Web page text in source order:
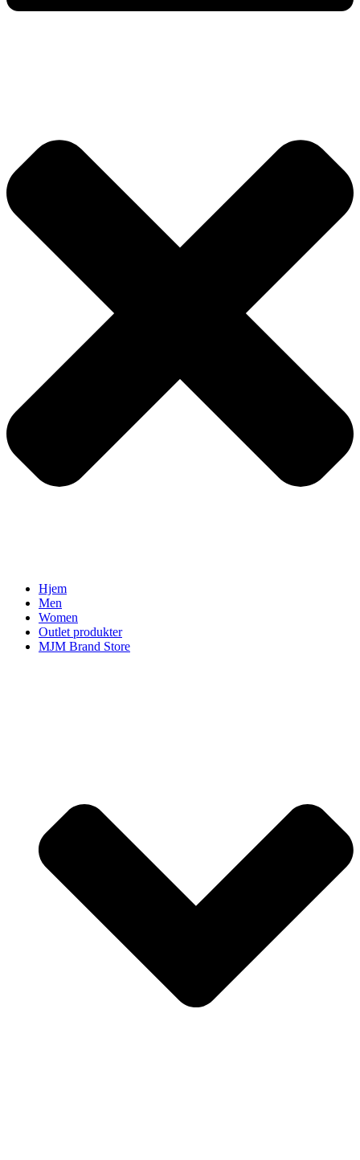
Hjem
Men
Women
Outlet produkter
MJM Brand Store